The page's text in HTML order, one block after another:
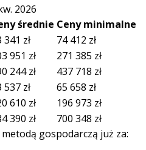
2026
średnie Ceny minimalne
341 zł 74 412 zł
951 zł 271 385 zł
244zł 437 718 zł
537 zł 65 658 zł
610 zł 196 973 zł
390 zł 700 348 zł
gospodarczą już za: